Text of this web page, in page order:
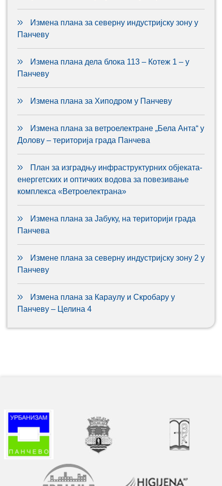
Измена плана за северну индустријску зону у
Панчеву
Измена плана дела блока 113 – Котеж 1 – у
Панчеву
Измена плана за Хиподром у Панчеву
Измена плана за ветроелектране „Бела Анта“ у
Долову – територија града Панчева
План за изградњу инфраструктурних објеката-
енергетских и оптичких водова за повезивање
комплекса «Ветроелектрана»
Измена плана за Јабуку, на територији града
Панчева
Измене плана за северну индустријску зону 2 у
Панчеву
Измена плана за Караулу и Скробару у
Панчеву – Целина 4